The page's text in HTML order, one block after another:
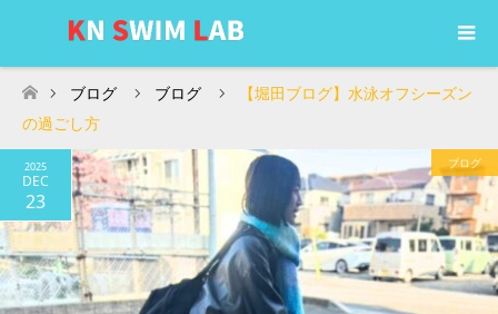
ホーム
ブログ ブログ
【堀田ブログ】水泳オフシーズン
の過ごし方
2025
DEC
23
ブログ